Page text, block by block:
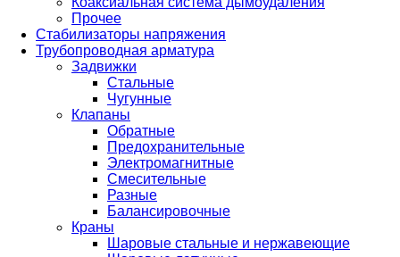
Прочее
Стабилизаторы напряжения
Трубопроводная арматура
Задвижки
Стальные
Чугунные
Клапаны
Обратные
Предохранительные
Электромагнитные
Смесительные
Разные
Балансировочные
Краны
Шаровые стальные и нержавеющие